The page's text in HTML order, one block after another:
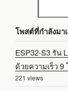
โพสต์ที่กำลังมา
ESP32-S3 รัน
ด้วยความเร็ว
221 views